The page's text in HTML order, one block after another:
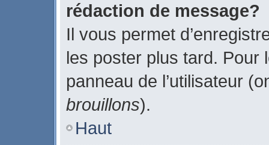
rédaction de message?
Il vous permet
les poster plus tard. Pour
panneau de l’utilisateur
brouillons).
Haut